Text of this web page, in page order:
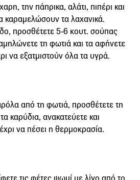
την πάπρικα, αλάτι, πιπέρι και
καραμελώσουν τα λαχανικά.
προσθέτετε 5-6 κουτ. σούπας
τη φωτιά και τα αφήνετε
να εξατμιστούν όλα τα υγρά.
από τη φωτιά, προσθέτετε τη
καρύδια, ανακατεύετε και
να πέσει η θερμοκρασία.